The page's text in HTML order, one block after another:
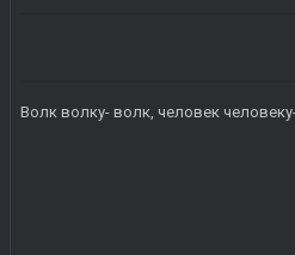
Волк волку- волк, человек